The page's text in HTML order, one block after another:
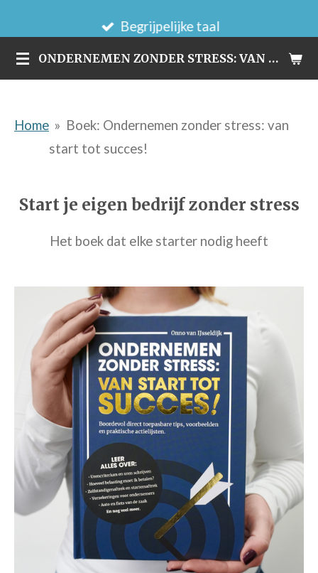
direct
naar
ONDERNEMEN ZONDER STRESS: VAN START TOT SUCCES!
Begrijpelijke taal
Home » Boek: Ondernemen zonder stress: van
start tot succes!
Start je eigen bedrijf zonder stress
Het boek dat elke starter nodig heeft